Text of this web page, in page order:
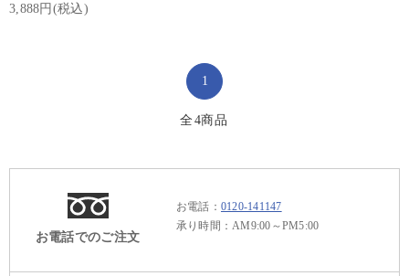
3,888円(税込)
1
全4商品
お電話でのご注文
お電話： 0120-141147
承り時間：AM9:00～PM5:00